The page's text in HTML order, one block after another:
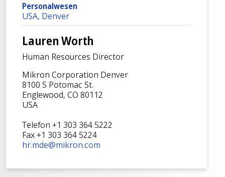
Personalwesen
USA, Denver
Lauren Worth
Human Resources Director
Mikron Corporation Denver
8100 S Potomac St.
Englewood, CO 80112
USA
Telefon +1 303 364 5222
Fax +1 303 364 5224
hr.mde@mikron.com